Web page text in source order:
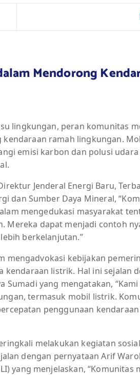
Mendorong
lingkungan, peran komunitas
ramah lingkungan.
emisi karbon dan polusi
Jenderal Energi Baru,
dan Sumber Daya Mineral,
mengedukasi masyarakat
Mereka dapat menjadi contoh
berkelanjutan.”
mengadvokasi kebijakan
listrik. Hal ini sejalan
yang mengatakan,
termasuk mobil listrik.
penggunaan
melakukan kegiatan
dengan pernyataan Arif
yang menjelaskan, “Komunitas